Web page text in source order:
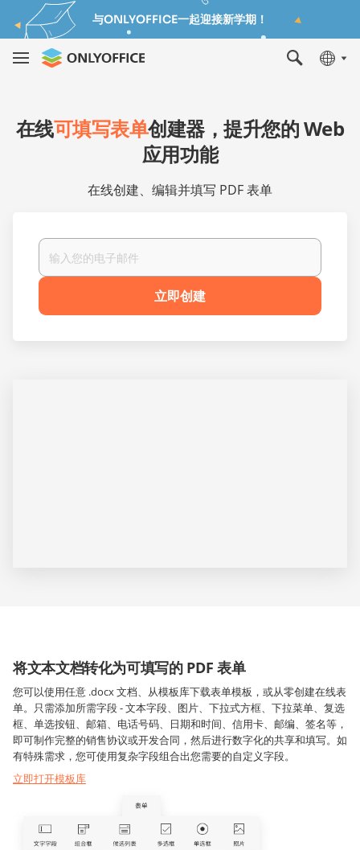
与ONLYOFFICE一起迎接新学期！
在线可填写表单创建器，提升您的 Web
应用功能
在线创建、编辑并填写 PDF 表单
立即创建
将文本文档转化为可填写的 PDF 表单
您可以使用任意 .docx 文档、从模板库下载表单模板，或从零创建在线表
单。只需添加所需字段 - 文本字段、图片、下拉式方框、下拉菜单、复选
框、单选按钮、邮箱、电话号码、日期和时间、信用卡、邮编、签名等，
即可制作完整的销售协议或开发合同，然后进行数字化的共享和填写。如
有特殊需求，您可使用复杂字段组合出您需要的自定义字段。
立即打开模板库